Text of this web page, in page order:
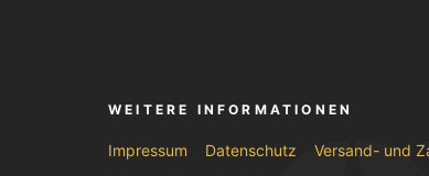
WEITERE INFORMATIONEN
Impressum Datenschutz Versand- und